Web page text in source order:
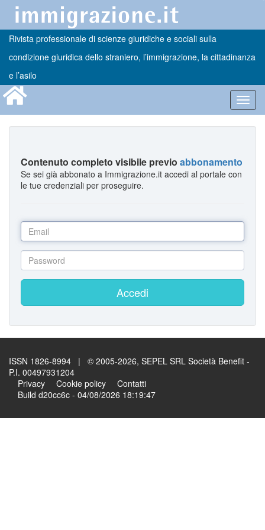
Rivista professionale di scienze giuridiche e sociali sulla
condizione giuridica dello straniero, l’immigrazione, la cittadinanza
e l’asilo
Contenuto completo visibile previo abbonamento
Se sei già abbonato a Immigrazione.it accedi al portale con
le tue credenziali per proseguire.
Accedi
ISSN 1826-8994 | © 2005-2026, SEPEL SRL Società Benefit -
P.I. 00497931204
Privacy
Cookie policy
Contatti
Build d20cc6c - 04/08/2026 18:19:47